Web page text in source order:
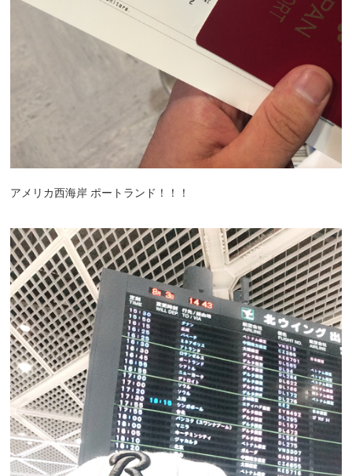
アメリカ西海岸 ポートランド！！！